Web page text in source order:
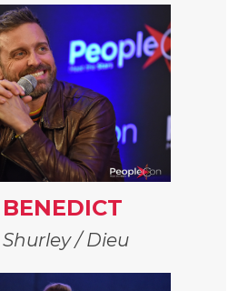
/ Dieu